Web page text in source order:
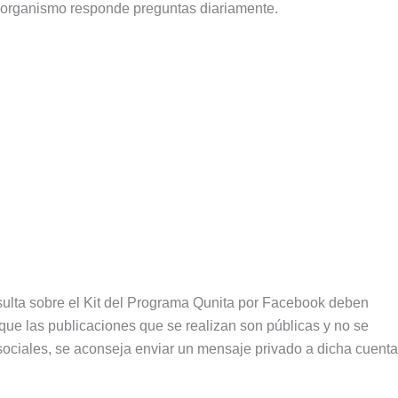
responde preguntas diariamente.
sobre el Kit del Programa Qunita por Facebook deben
las publicaciones que se realizan son públicas y no se
se aconseja enviar un mensaje privado a dicha cuenta